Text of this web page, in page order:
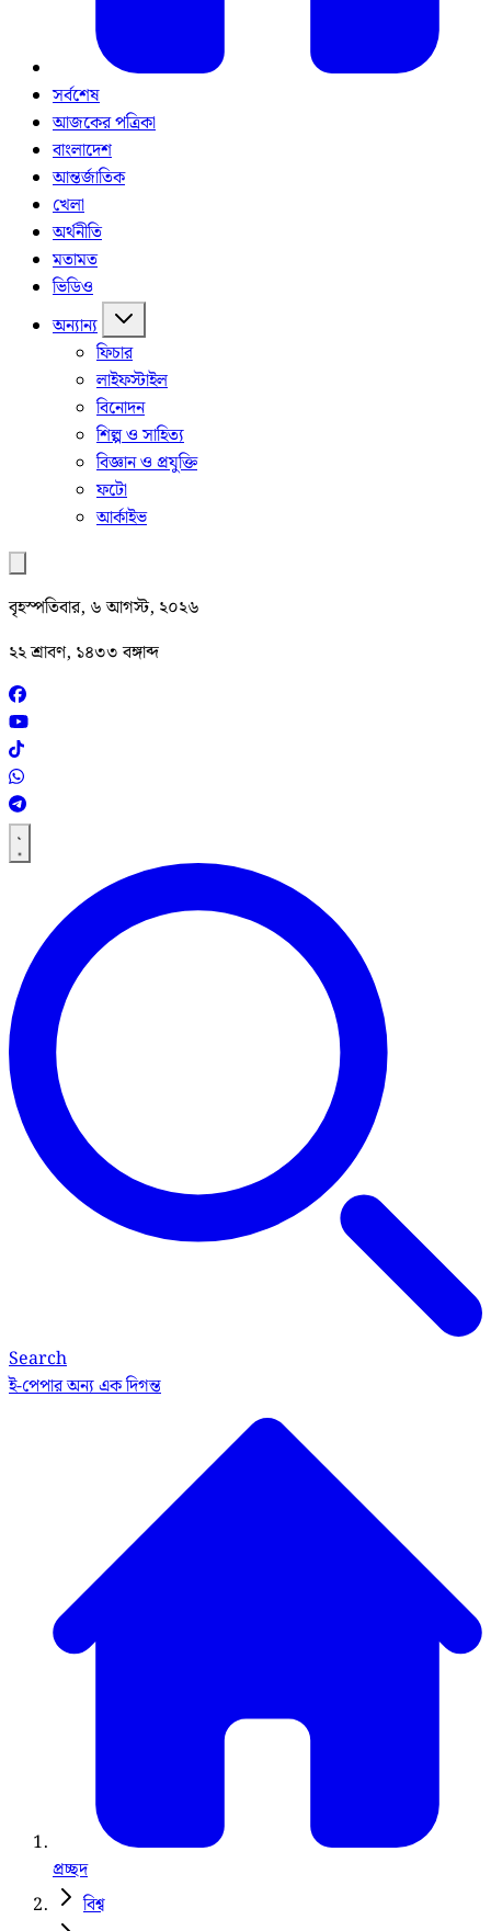
সর্বশেষ
আজকের পত্রিকা
বাংলাদেশ
আন্তর্জাতিক
খেলা
অর্থনীতি
মতামত
ভিডিও
অন্যান্য
ফিচার
লাইফস্টাইল
বিনোদন
শিল্প ও সাহিত্য
বিজ্ঞান ও প্রযুক্তি
ফটো
আর্কাইভ
বৃহস্পতিবার, ৬ আগস্ট, ২০২৬
২২ শ্রাবণ, ১৪৩৩ বঙ্গাব্দ
Search
ই-পেপারঅন্য এক দিগন্ত
প্রচ্ছদ
বিশ্ব